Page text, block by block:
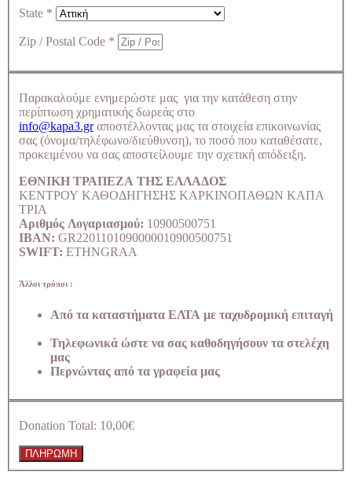
State *
Zip / Postal Code *
Παρακαλούμε ενημερώστε μας για την κατάθεση στην
περίπτωση χρηματικής δωρεάς στο
info@kapa3.grαποστέλλοντας μας τα στοιχεία επικοινωνίας
σας (όνομα/τηλέφωνο/διεύθυνση), το ποσό που καταθέσατε,
προκειμένου να σας αποστείλουμε την σχετική απόδειξη.
ΕΘΝΙΚΗ ΤΡΑΠΕΖΑ ΤΗΣ ΕΛΛΑΔΟΣ
ΚΕΝΤΡΟΥ ΚΑΘΟΔΗΓΗΣΗΣ ΚΑΡΚΙΝΟΠΑΘΩΝ ΚΑΠΑ
ΤΡΙΑ
Αριθμός Λογαριασμού: 10900500751
IBAN: GR2201101090000010900500751
SWIFT: ETHNGRAA
Άλλοι τρόποι :
Από τα καταστήματα ΕΛΤΑ με ταχυδρομική επιταγή
Τηλεφωνικά ώστε να σας καθοδηγήσουν τα στελέχη
μας
Περνώντας από τα γραφεία μας
Donation Total: 10,00€